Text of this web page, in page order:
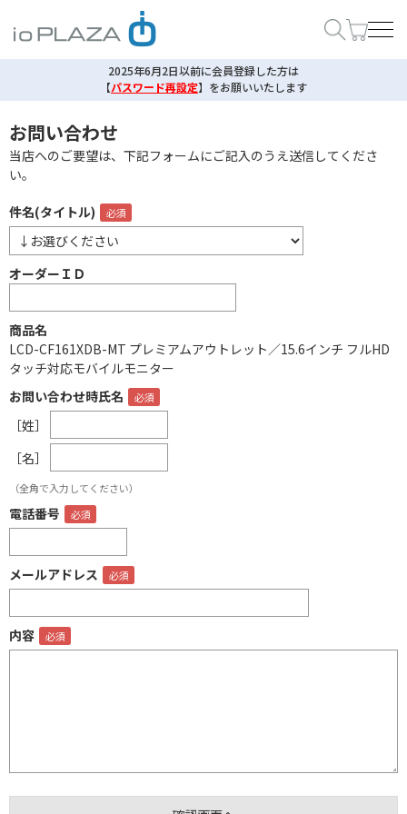
2025年6月2日以前に会員登録した方は
【パスワード再設定】 をお願いいたします
お問い合わせ
当店へのご要望は、下記フォームにご記入のうえ送信してくださ
い。
件名(タイトル)
オーダーＩＤ
商品名
LCD-CF161XDB-MT プレミアムアウトレット／15.6インチ フルHD
タッチ対応モバイルモニター
お問い合わせ時氏名
［姓］
［名］
（全角で入力してください）
電話番号
メールアドレス
内容